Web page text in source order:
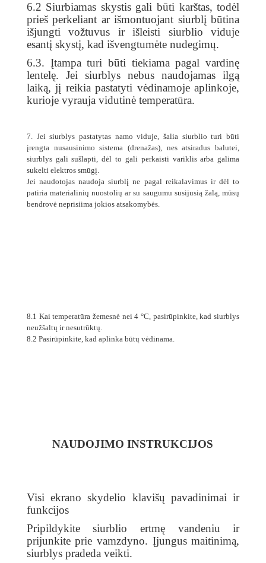
6.2 Siurbiamas skystis gali būti karštas, todėl
prieš perkeliant ar išmontuojant siurblį būtina
išjungti vožtuvus ir išleisti siurblio viduje
esantį skystį, kad išvengtumėte nudegimų.
6.3. Įtampa turi būti tiekiama pagal vardinę
lentelę. Jei siurblys nebus naudojamas ilgą
laiką, jį reikia pastatyti vėdinamoje aplinkoje,
kurioje vyrauja vidutinė temperatūra.
7. Jei siurblys pastatytas namo viduje, šalia siurblio turi būti
įrengta nusausinimo sistema (drenažas), nes atsiradus balutei,
siurblys gali sušlapti, dėl to gali perkaisti variklis arba galima
sukelti elektros smūgį.
Jei naudotojas naudoja siurblį ne pagal reikalavimus ir dėl to
patiria materialinių nuostolių ar su saugumu susijusią žalą, mūsų
bendrovė neprisiima jokios atsakomybės.
8.1 Kai temperatūra žemesnė nei 4 °C, pasirūpinkite, kad siurblys
neužšaltų ir nesutrūktų.
8.2 Pasirūpinkite, kad aplinka būtų vėdinama.
NAUDOJIMO INSTRUKCIJOS
Visi ekrano skydelio klavišų pavadinimai ir
funkcijos
Pripildykite siurblio ertmę vandeniu ir
prijunkite prie vamzdyno. Įjungus maitinimą,
siurblys pradeda veikti.